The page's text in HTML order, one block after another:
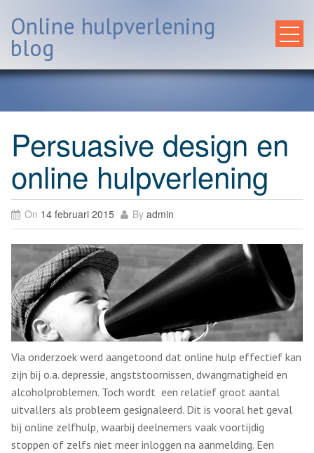
content
Online hulpverlening
blog
Persuasive design en
online hulpverlening
On 14 februari 2015 By admin
Via onderzoek werd aangetoond dat online hulp effectief kan
zijn bij o.a. depressie, angststoornissen, dwangmatigheid en
alcoholproblemen. Toch wordt een relatief groot aantal
uitvallers als probleem gesignaleerd. Dit is vooral het geval
bij online zelfhulp, waarbij deelnemers vaak voortijdig
stoppen of zelfs niet meer inloggen na aanmelding. Een